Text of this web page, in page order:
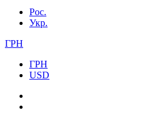
Рос.
Укр.
ГРН
ГРН
USD